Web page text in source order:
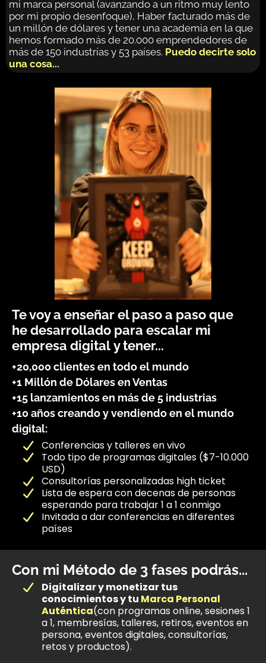
mi marca personal (avanzando a un ritmo muy lento
por mi propio desenfoque), Haber facturado más de
un millón de dólares y tener una academia en la que
hemos formado más de 20.000 emprendedores de
más de 150 industrías y 53 países. Puedo decirte solo
una cosa...
Te voy a enseñar el paso a paso que
he desarrollado para escalar mi
empresa digital y tener...
+20,000 clientes en todo el mundo
+1 Millón de Dólares en Ventas
+15 lanzamientos en más de 5 industrias
+10 años creando y vendiendo en el mundo
digital:
Conferencias y talleres en vivo
Todo tipo de programas digitales ($7-10.000
USD)
Consultorías personalizadas high ticket
Lista de espera con decenas de personas
esperando para trabajar 1 a 1 conmigo
Invitada a dar conferencias en diferentes
países
Con mi Método de 3 fases podrás...
Digitalizar y monetizar tus
conocimientos y tu Marca Personal
Auténtica(con programas online, sesiones 1
a 1, membresías, talleres, retiros, eventos en
persona, eventos digitales, consultorías,
retos y productos).